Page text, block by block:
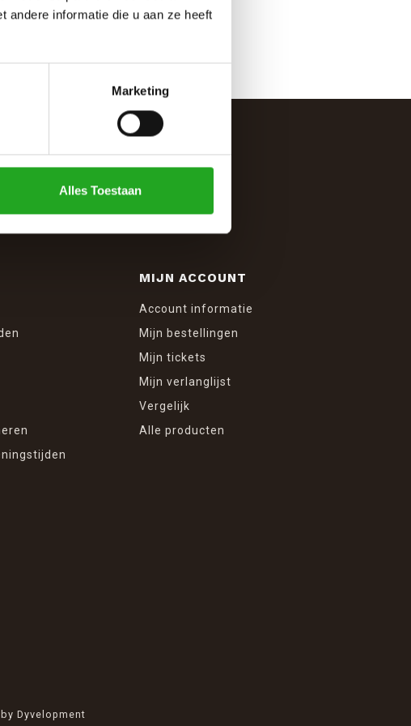
andere informatie die u aan ze heeft
Marketing
Alles Toestaan
MIJN ACCOUNT
Account informatie
Mijn bestellingen
Mijn tickets
Mijn verlanglijst
Vergelijk
Alle producten
Dyvelopment